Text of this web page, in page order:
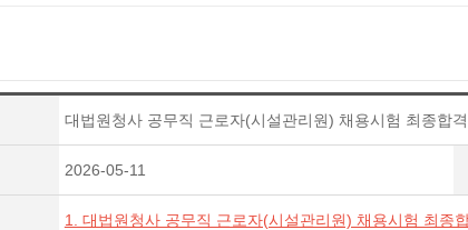
대법원청사 공무직 근로자(시설관리원) 채용시험 최종합
2026-05-11
1. 대법원청사 공무직 근로자(시설관리원) 채용시험 최종